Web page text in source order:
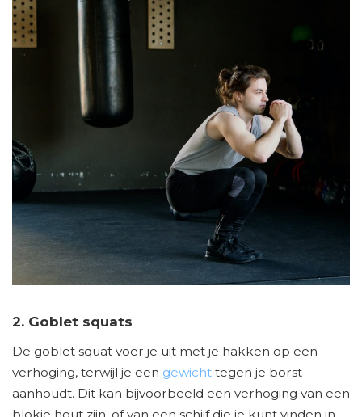
2. Goblet squats
De goblet squat voer je uit met je hakken op een
verhoging, terwijl je een gewicht tegen je borst
aanhoudt. Dit kan bijvoorbeeld een verhoging van een